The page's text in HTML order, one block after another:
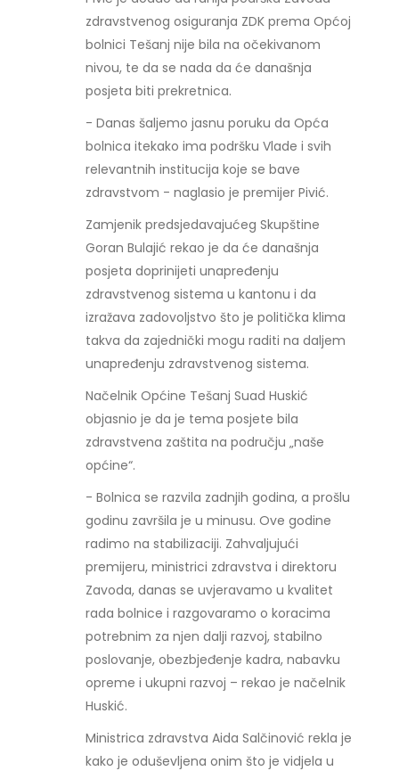
zdravstvenog osiguranja ZDK prema Općoj
bolnici Tešanj nije bila na očekivanom
nivou, te da se nada da će današnja
posjeta biti prekretnica.
- Danas šaljemo jasnu poruku da Opća
bolnica itekako ima podršku Vlade i svih
relevantnih institucija koje se bave
zdravstvom - naglasio je premijer Pivić.
Zamjenik predsjedavajućeg Skupštine
Goran Bulajić rekao je da će današnja
posjeta doprinijeti unapređenju
zdravstvenog sistema u kantonu i da
izražava zadovoljstvo što je politička klima
takva da zajednički mogu raditi na daljem
unapređenju zdravstvenog sistema.
Načelnik Općine Tešanj Suad Huskić
objasnio je da je tema posjete bila
zdravstvena zaštita na području „naše
općine“.
- Bolnica se razvila zadnjih godina, a prošlu
godinu završila je u minusu. Ove godine
radimo na stabilizaciji. Zahvaljujući
premijeru, ministrici zdravstva i direktoru
Zavoda, danas se uvjeravamo u kvalitet
rada bolnice i razgovaramo o koracima
potrebnim za njen dalji razvoj, stabilno
poslovanje, obezbjeđenje kadra, nabavku
opreme i ukupni razvoj – rekao je načelnik
Huskić.
Ministrica zdravstva Aida Salčinović rekla je
kako je oduševljena onim što je vidjela u